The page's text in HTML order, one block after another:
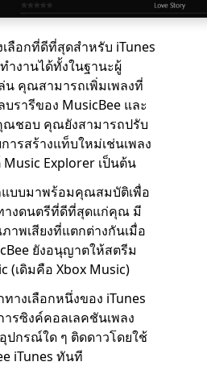
เลือกที่ดีที่สุดสำหรับ iTunes
ำงานได้ทั้งในฐานะผู้
น คุณสามารถเพิ่มเพลงที่
รารีของ MusicBee และ
ณชอบ คุณยังสามารถปรับ
ารสร้างแท็บใหม่เช่นเพลง
Music Explorer เป็นต้น
แบบมาพร้อมคุณสมบัติเพื่อ
งดนตรีที่ดีที่สุดแก่คุณ มี
พเสียงที่แตกต่างกันเมื่อ
ยังอนุญาตให้สตรีม
(เดิมคือ Xbox Music)
างเลือกหนึ่งของ iTunes
ารซิงค์คอลเลคชันเพลง
กรณ์ใด ๆ ติดดาวโดยใช้
iTunes ทันที